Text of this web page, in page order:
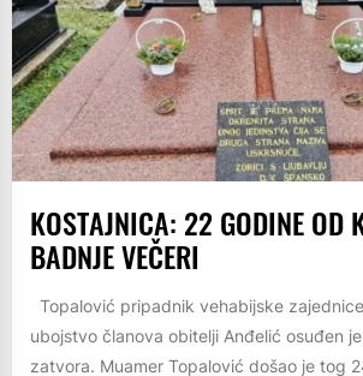
KOSTAJNICA: 22 GODINE OD
BADNJE VEČERI
Topalović pripadnik vehabijske
ubojstvo članova obitelji Anđelić osuđen
zatvora. Muamer Topalović došao je tog